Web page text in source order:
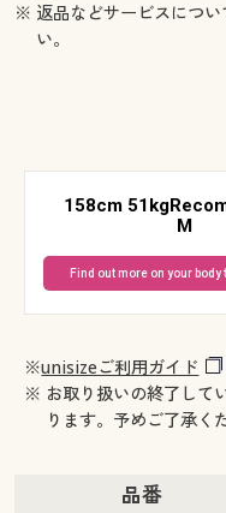
※ 返品などサービスについ
い。
158cm
M
Find out more on your body
※unisizeご利用ガイド
※ お取り扱いの終了して
ります。予めご了承く
品番